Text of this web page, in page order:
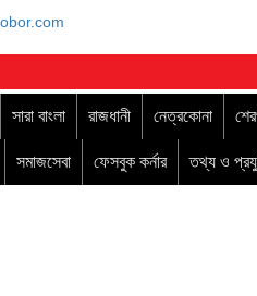
সারা বাংলা রাজধানী নেত্রকোনা
সমাজসেবা ফেসবুক কর্নার তথ্য ও